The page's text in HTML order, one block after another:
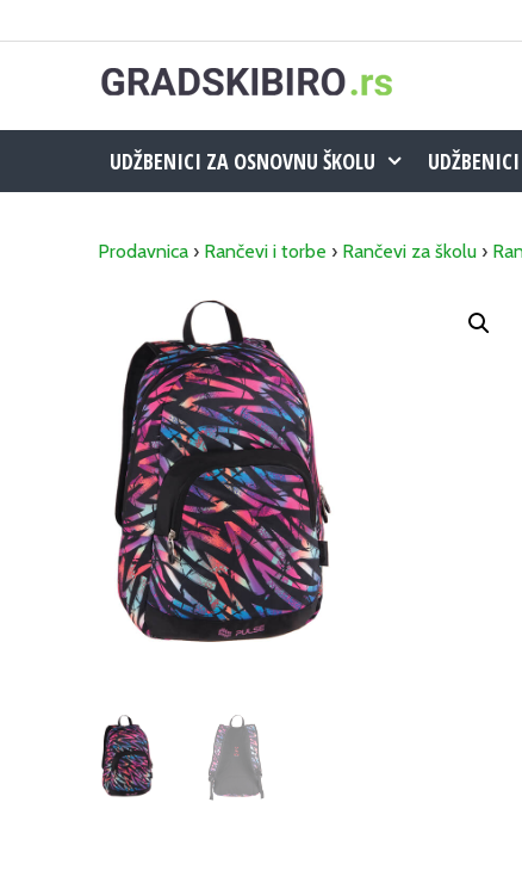
UDŽBENICI ZA OSNOVNU ŠKOLU
Prodavnica › Rančevi i torbe › Rančevi za školu ›